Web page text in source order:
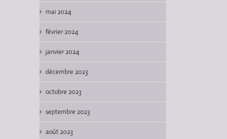
mai 2024
février 2024
janvier 2024
décembre 2023
octobre 2023
septembre 2023
août 2023